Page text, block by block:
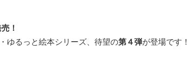
！
ゆるっと絵本シリーズ、待望の第４弾が登場です！